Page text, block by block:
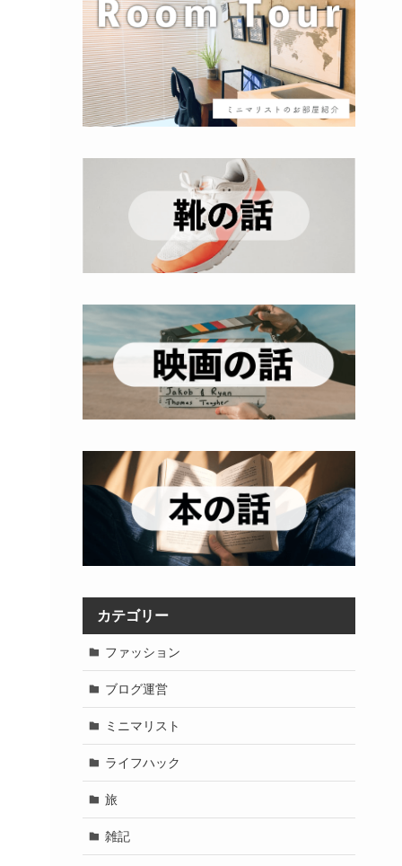
カテゴリー
ファッション
ブログ運営
ミニマリスト
ライフハック
旅
雑記